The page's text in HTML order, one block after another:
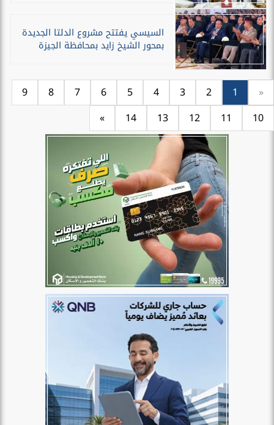
السيسي يفتتح مشروع الدلتا الجديدة
بمحور الشيخ زايد بمحافظة الجيزة
«
1
2
3
4
5
6
7
8
9
10
11
12
13
14
»